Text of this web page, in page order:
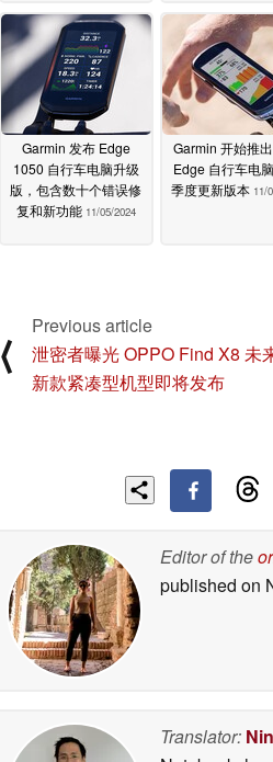
Garmin 发布 Edge
1050 自行车电脑升级
版，包含数十个错误修
复和新功能 11/05/2024
Garmin 开始推
Edge 自行车电
季度更新版本 11/
⟨
Previous article
泄密者曝光 OPPO Find X8 未
新款紧凑型机型即将发布
Editor of the
published on
Translator: